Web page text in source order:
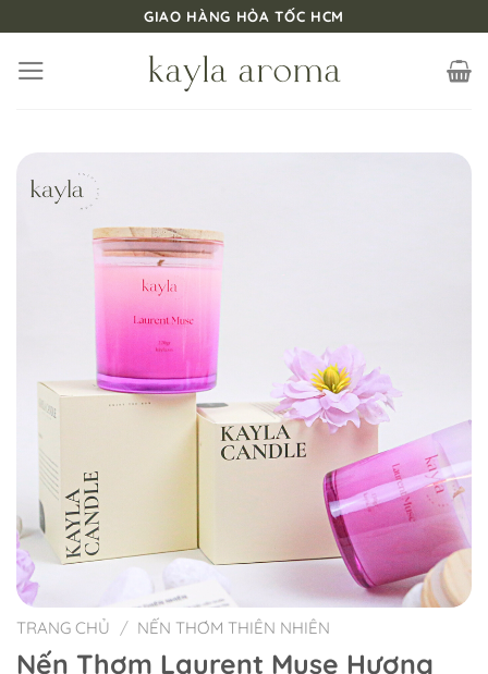
nội
GIAO HÀNG HỎA TỐC HCM
TRANG CHỦ / NẾN THƠM THIÊN NHIÊN
Nến Thơm Laurent Muse Hương